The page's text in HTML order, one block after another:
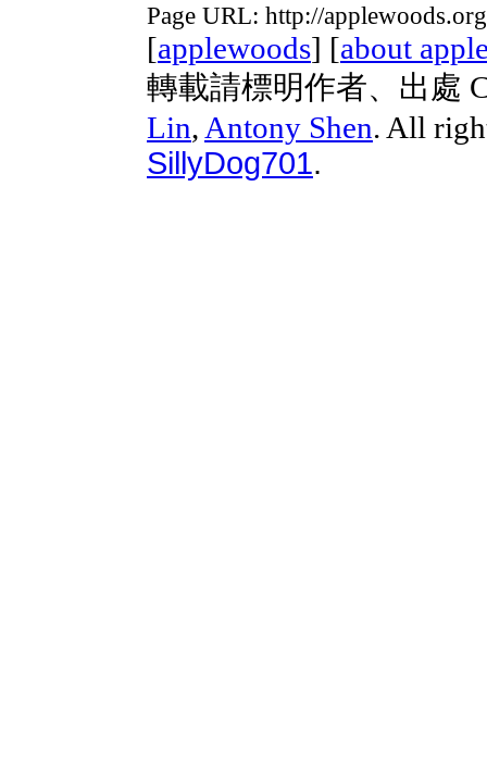
Page URL: http://
[applewoods] [about
轉載請標明作者、出處
Lin, Antony Shen. All
SillyDog701.